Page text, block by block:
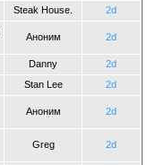
Steak House. 2d
Аноним 2d
Danny 2d
Stan Lee 2d
Аноним 2d
Greg 2d